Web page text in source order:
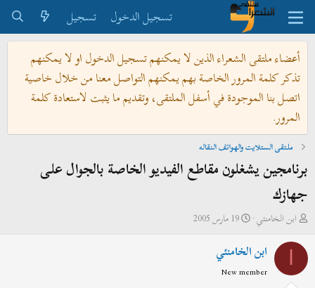
تسجيل الدخول
تسجيل
أعضاء ملتقى الشعراء الذين لا يمكنهم تسجيل الدخول او لا يمكنهم
تذكر كلمة المرور الخاصة بهم يمكنهم التواصل معنا من خلال خاصية
اتصل بنا الموجودة في أسفل الملتقى، وتقديم ما يثبت لاستعادة كلمة
المرور.
ملتقى الستلايت والهواتف النقاله
برنامجين يشغلون مقاطع الفيديو الخاصة بالجوال على
جهازك
ب
ئ
ابن الخامنئي
ت
ر
19 مارس 2005
ابن الخامنئي
New member